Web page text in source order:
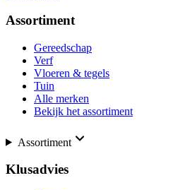
Assortiment
Gereedschap
Verf
Vloeren & tegels
Tuin
Alle merken
Bekijk het assortiment
Assortiment
Klusadvies